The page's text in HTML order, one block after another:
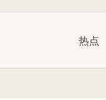
热点